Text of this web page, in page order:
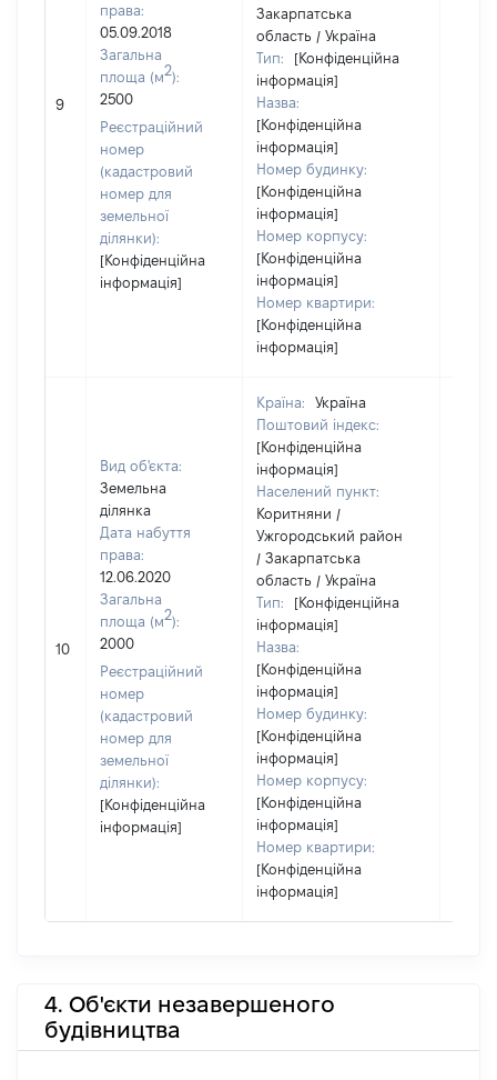
9
права:
05.09.2018
Загальна
площа (м2):
2500
Реєстраційний
номер
(кадастровий
номер для
земельної
ділянки):
[Конфіденційна
інформація]
Закарпатська
область / Україна
Тип:
[Конфіденційна
інформація]
Назва:
[Конфіденційна
інформація]
Номер будинку:
[Конфіденційна
інформація]
Номер корпусу:
[Конфіденційна
інформація]
Номер квартири:
[Конфіденційна
інформація]
10
Вид об'єкта:
Земельна
ділянка
Дата набуття
права:
12.06.2020
Загальна
площа (м2):
2000
Реєстраційний
номер
(кадастровий
номер для
земельної
ділянки):
[Конфіденційна
інформація]
Країна:
Україна
Поштовий індекс:
[Конфіденційна
інформація]
Населений пункт:
Коритняни /
Ужгородський район
/ Закарпатська
область / Україна
Тип:
[Конфіденційна
інформація]
Назва:
[Конфіденційна
інформація]
Номер будинку:
[Конфіденційна
інформація]
Номер корпусу:
[Конфіденційна
інформація]
Номер квартири:
[Конфіденційна
інформація]
4. Об'єкти незавершеного
будівництва